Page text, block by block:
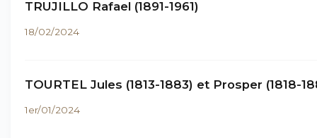
TRUJILLO Rafael (1891-1961)
18/02/2024
TOURTEL Jules (1813-1883) et Prosper (1818-
1er/01/2024